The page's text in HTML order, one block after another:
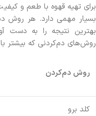
برای تهیه قهوه با طعم و
بسیار مهمی دارد. هر روش
روش‌های دم‌کردنی که بیشتر
روش دم‌کردن
کلد برو